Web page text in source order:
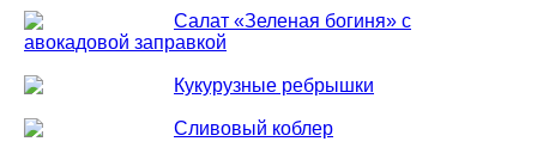
Салат «Зеленая богиня» с
авокадовой заправкой
Кукурузные ребрышки
Сливовый коблер